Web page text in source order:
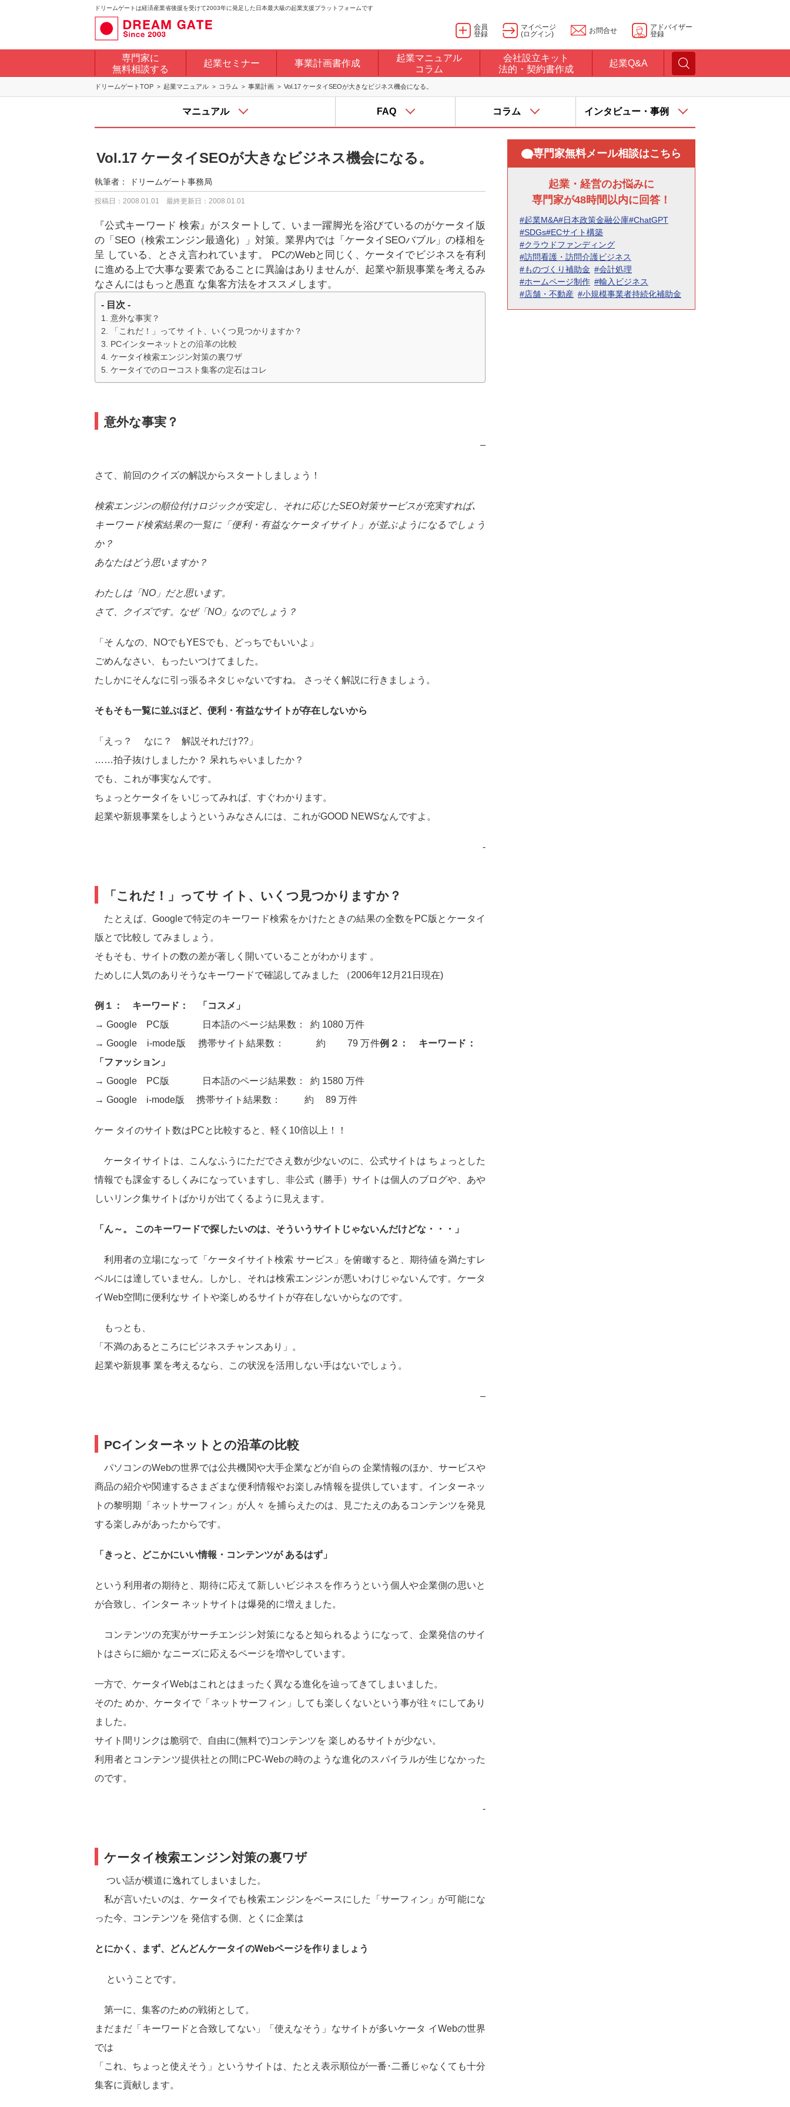
ドリームゲートは経済産業省後援を受けて2003年に発足した日本最大級の起業支援プラットフォームです
会員
登録
マイページ
(ログイン)
お問合せ
アドバイザー
登録
専門家に
無料相談する
起業セミナー 事業計画書作成
起業マニュアル
コラム
会社設立キット
法的・契約書作成
起業Q&A
ドリームゲートTOP 起業マニュアル コラム 事業計画 Vol.17 ケータイSEOが大きなビジネス機会になる。
マニュアル FAQ コラム インタビュー・事例
Vol.17 ケータイSEOが大きなビジネス機会になる。
執筆者： ドリームゲート事務局
投稿日：2008.01.01 最終更新日：2008.01.01
『公式キーワード 検索』がスタートして、いま一躍脚光を浴びているのがケータイ版
の「SEO（検索エンジン最適化）」対策。業界内では「ケータイSEOバブル」の様相を
呈 している、とさえ言われています。 PCのWebと同じく、ケータイでビジネスを有利
に進める上で大事な要素であることに異論はありませんが、起業や新規事業を考えるみ
なさんにはもっと愚直 な集客方法をオススメします。
- 目次 -
意外な事実？
「これだ！」ってサ イト、いくつ見つかりますか？
PCインターネットとの沿革の比較
ケータイ検索エンジン対策の裏ワザ
ケータイでのローコスト集客の定石はコレ
意外な事実？
–
さて、前回のクイズの解説からスタートしましょう！
検索エンジンの順位付けロジックが安定し、それに応じたSEO対策サービスが充実すれば､
キーワード検索結果の一覧に「便利・有益なケータイサイト」が並ぶようになるでしょう
か？
あなたはどう思いますか？
わたしは「NO」だと思います。
さて、クイズです。なぜ「NO」なのでしょう？
「そ んなの、NOでもYESでも、どっちでもいいよ」
ごめんなさい、もったいつけてました。
たしかにそんなに引っ張るネタじゃないですね。 さっそく解説に行きましょう。
そもそも一覧に並ぶほど、便利・有益なサイトが存在しないから
「えっ？ なに？ 解説それだけ??」
……拍子抜けしましたか？ 呆れちゃいましたか？
でも、これが事実なんです。
ちょっとケータイを いじってみれば、すぐわかります。
起業や新規事業をしようというみなさんには、これがGOOD NEWSなんですよ。
‐
「これだ！」ってサ イト、いくつ見つかりますか？
たとえば、Googleで特定のキーワード検索をかけたときの結果の全数をPC版とケータイ
版とで比較し てみましょう。
そもそも、サイトの数の差が著しく開いていることがわかります 。
ためしに人気のありそうなキーワードで確認してみました （2006年12月21日現在)
例１： キーワード： 「コスメ」
→ Google PC版 日本語のページ結果数： 約 1080 万件
→ Google i-mode版 携帯サイト結果数： 約 79 万件例２： キーワード：
「ファッション」
→ Google PC版 日本語のページ結果数： 約 1580 万件
→ Google i-mode版 携帯サイト結果数： 約 89 万件
ケー タイのサイト数はPCと比較すると、軽く10倍以上！！
ケータイサイトは、こんなふうにただでさえ数が少ないのに、公式サイトは ちょっとした
情報でも課金するしくみになっていますし、非公式（勝手）サイトは個人のブログや、あや
しいリンク集サイトばかりが出てくるように見えます。
「ん～。 このキーワードで探したいのは、そういうサイトじゃないんだけどな・・・」
利用者の立場になって「ケータイサイト検索 サービス」を俯瞰すると、期待値を満たすレ
ベルには達していません。しかし、それは検索エンジンが悪いわけじゃないんです。ケータ
イWeb空間に便利なサ イトや楽しめるサイトが存在しないからなのです。
もっとも、
「不満のあるところにビジネスチャンスあり」。
起業や新規事 業を考えるなら、この状況を活用しない手はないでしょう。
–
PCインターネットとの沿革の比較
パソコンのWebの世界では公共機関や大手企業などが自らの 企業情報のほか、サービスや
商品の紹介や関連するさまざまな便利情報やお楽しみ情報を提供しています。インターネッ
トの黎明期「ネットサーフィン」が人々 を捕らえたのは、見ごたえのあるコンテンツを発見
する楽しみがあったからです。
「きっと、どこかにいい情報・コンテンツが あるはず」
という利用者の期待と、期待に応えて新しいビジネスを作ろうという個人や企業側の思いと
が合致し、インター ネットサイトは爆発的に増えました。
コンテンツの充実がサーチエンジン対策になると知られるようになって、企業発信のサイ
トはさらに細か なニーズに応えるページを増やしています。
一方で、ケータイWebはこれとはまったく異なる進化を辿ってきてしまいました。
そのた めか、ケータイで「ネットサーフィン」しても楽しくないという事が往々にしてあり
ました。
サイト間リンクは脆弱で、自由に(無料で)コンテンツを 楽しめるサイトが少ない。
利用者とコンテンツ提供社との間にPC-Webの時のような進化のスパイラルが生じなかった
のです。
‐
ケータイ検索エンジン対策の裏ワザ
つい話が横道に逸れてしまいました。
私が言いたいのは、ケータイでも検索エンジンをベースにした「サーフィン」が可能にな
った今、コンテンツを 発信する側、とくに企業は
とにかく、まず、どんどんケータイのWebページを作りましょう
ということです。
第一に、集客のための戦術として。
まだまだ「キーワードと合致してない」「使えなそう」なサイトが多いケータ イWebの世界
では
「これ、ちょっと使えそう」というサイトは、たとえ表示順位が一番･二番じゃなくても十分
集客に貢献します。
専門家無料メール相談はこちら
起業・経営のお悩みに
専門家が48時間以内に回答！
#起業M&A#日本政策金融公庫#ChatGPT
#SDGs#ECサイト構築
#クラウドファンディング
#訪問看護・訪問介護ビジネス
#ものづくり補助金 #会計処理
#ホームページ制作 #輸入ビジネス
#店舗・不動産 #小規模事業者持続化補助金